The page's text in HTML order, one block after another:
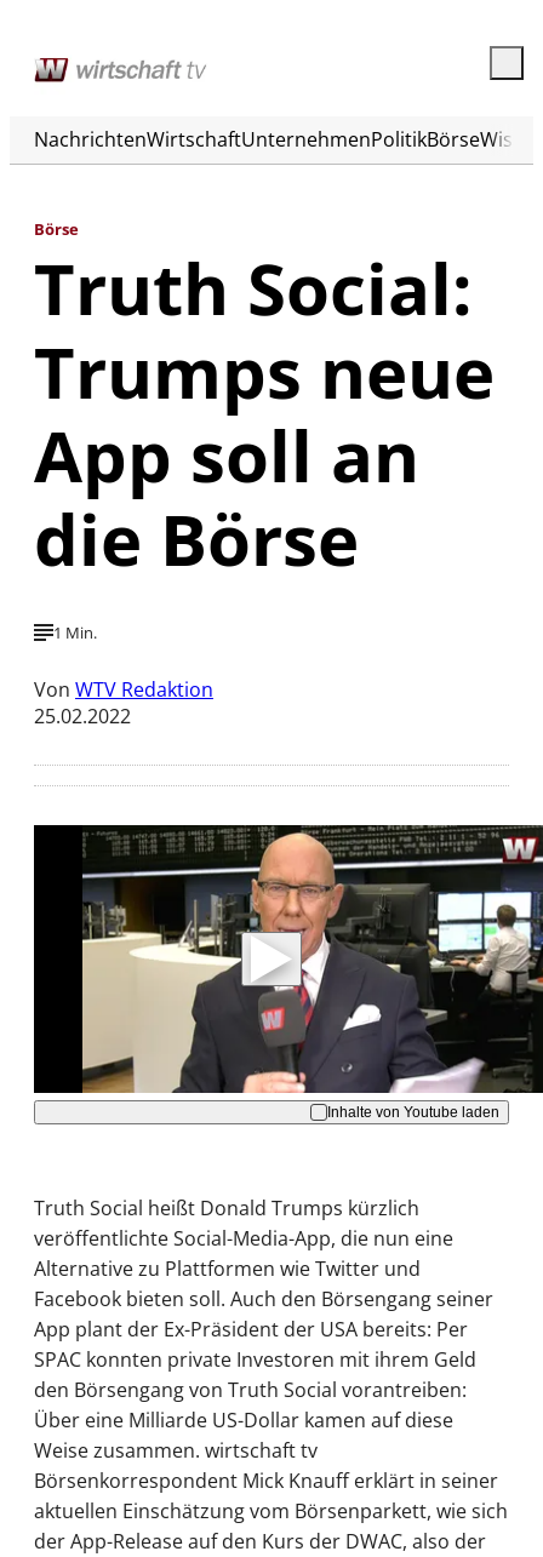
NachrichtenWirtschaftUnternehmenPolitikBörse
Börse
Truth Social:
Trumps neue
App soll an
die Börse
1 Min.
Von WTV Redaktion
25.02.2022
Mit der Wiedergabe dieses Videos werden
Daten an Youtube übertragen.
Hinweise dazu erhalten Sie in derDatenschutzerklärung
Akzeptieren
Inhalte von Youtube laden
Truth Social heißt Donald Trumps kürzlich
veröffentlichte Social-Media-App, die nun eine
Alternative zu Plattformen wie Twitter und
Facebook bieten soll. Auch den Börsengang seiner
App plant der Ex-Präsident der USA bereits: Per
SPAC konnten private Investoren mit ihrem Geld
den Börsengang von Truth Social vorantreiben:
Über eine Milliarde US-Dollar kamen auf diese
Weise zusammen. wirtschaft tv
Börsenkorrespondent Mick Knauff erklärt in seiner
aktuellen Einschätzung vom Börsenparkett, wie sich
der App-Release auf den Kurs der DWAC, also der